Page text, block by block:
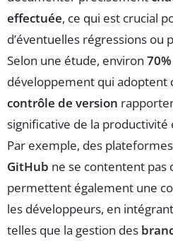
effectuée, ce qui est crucial
d’éventuelles régressions
Selon une étude, environ 70%
développement qui adoptent
contrôle de version
significative de la productivité
Par exemple, des
GitHub ne se contentent pas
permettent également une
les développeurs, en
telles que la gestion des